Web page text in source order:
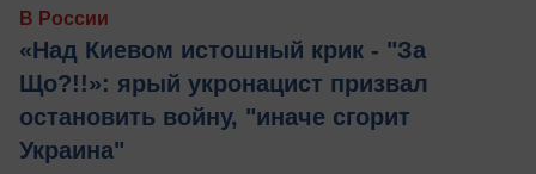
В России
«Над Киевом истошный крик - "За
Що?!!»: ярый укронацист призвал
остановить войну, "иначе сгорит
Украина"